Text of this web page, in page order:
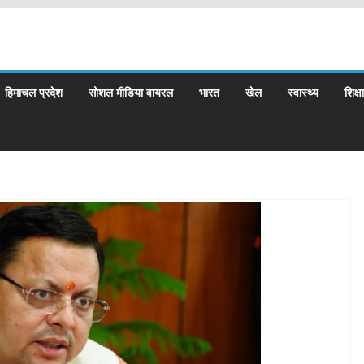
हिमाचल प्रदेश सोशल मीडिया वायरल भारत खेल स्वास्थ्य शिक्षा